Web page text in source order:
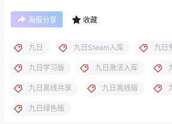
海报分享 收藏
九日 九日Steam入库 九日
九日学习版 九日激活入库
九日离线共享 九日离线版
九日绿色版